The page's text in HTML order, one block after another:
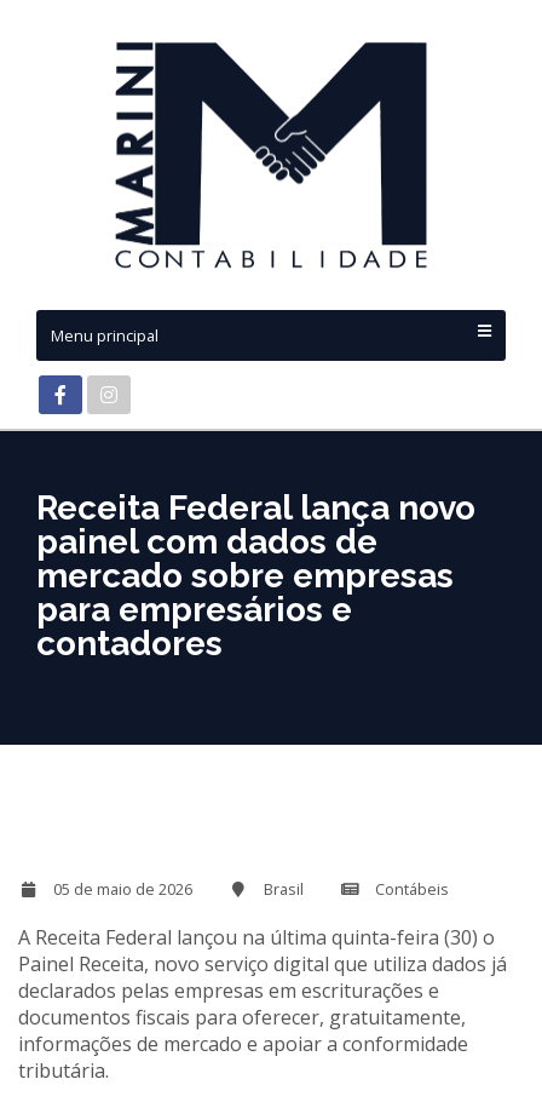
Menu principal
Receita Federal lança novo
painel com dados de
mercado sobre empresas
para empresários e
contadores
05 de maio de 2026 Brasil Contábeis
A Receita Federal lançou na última quinta-feira (30) o
Painel Receita, novo serviço digital que utiliza dados já
declarados pelas empresas em escriturações e
documentos fiscais para oferecer, gratuitamente,
informações de mercado e apoiar a conformidade
tributária.